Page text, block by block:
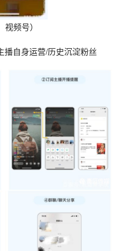
视频号）
播自身运营/历史沉淀粉丝